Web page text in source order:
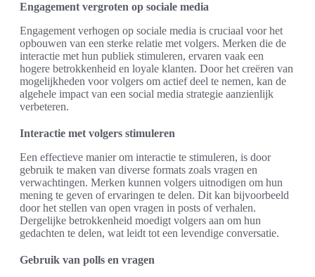
Engagement vergroten op sociale media
Engagement verhogen op sociale media is cruciaal voor het
opbouwen van een sterke relatie met volgers. Merken die de
interactie met hun publiek stimuleren, ervaren vaak een
hogere betrokkenheid en loyale klanten. Door het creëren van
mogelijkheden voor volgers om actief deel te nemen, kan de
algehele impact van een social media strategie aanzienlijk
verbeteren.
Interactie met volgers stimuleren
Een effectieve manier om interactie te stimuleren, is door
gebruik te maken van diverse formats zoals vragen en
verwachtingen. Merken kunnen volgers uitnodigen om hun
mening te geven of ervaringen te delen. Dit kan bijvoorbeeld
door het stellen van open vragen in posts of verhalen.
Dergelijke betrokkenheid moedigt volgers aan om hun
gedachten te delen, wat leidt tot een levendige conversatie.
Gebruik van polls en vragen